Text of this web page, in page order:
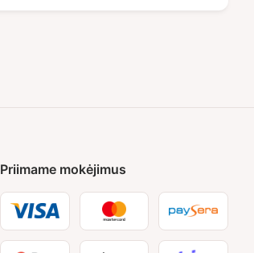
Priimame mokėjimus